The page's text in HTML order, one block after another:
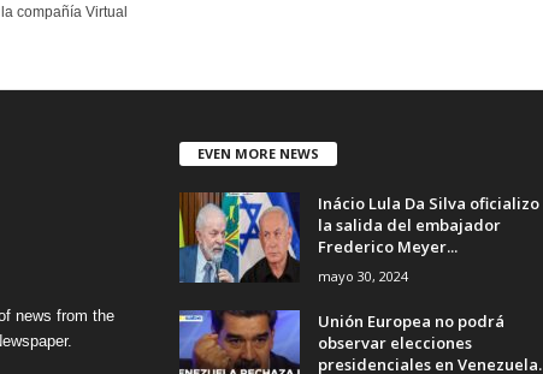
compañía Virtual
news from the
EVEN MORE NEWS
Inácio Lula Da Silva oficializo
la salida del embajador
Frederico Meyer...
mayo 30, 2024
Unión Europea no podrá
observar elecciones
presidenciales en Venezuela.